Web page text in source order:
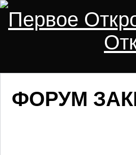
Первое
ФОРУМ